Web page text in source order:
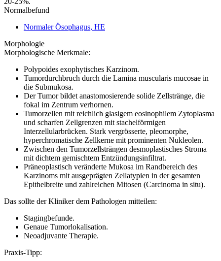
Normalbefund
Normaler Ösophagus, HE
Morphologie
Morphologische Merkmale:
Polypoides exophytisches Karzinom.
Tumordurchbruch durch die Lamina muscularis mucosae in
die Submukosa.
Der Tumor bildet anastomosierende solide Zellstränge, die
fokal im Zentrum verhornen.
Tumorzellen mit reichlich glasigem eosinophilem Zytoplasma
und scharfen Zellgrenzen mit stachelförmigen
Interzellularbrücken. Stark vergrösserte, pleomorphe,
hyperchromatische Zellkerne mit prominenten Nukleolen.
Zwischen den Tumorzellsträngen desmoplastisches Stroma
mit dichtem gemischtem Entzündungsinfiltrat.
Präneoplastisch veränderte Mukosa im Randbereich des
Karzinoms mit ausgeprägten Zellatypien in der gesamten
Epithelbreite und zahlreichen Mitosen (Carcinoma in situ).
Das sollte der Kliniker dem Pathologen mitteilen:
Stagingbefunde.
Genaue Tumorlokalisation.
Neoadjuvante Therapie.
Praxis-Tipp: